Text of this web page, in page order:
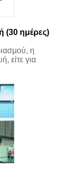
(30 ημέρες)
η
είτε για